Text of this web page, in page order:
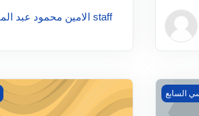
الامين محمود عبد المجيد حسن staff
الأعمال
السابع